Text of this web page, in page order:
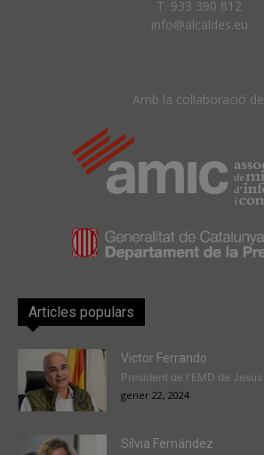
T. 933 390 812
info@alcaldes.eu
Amb la col·laboració
Articles populars
Victor Ferrando
President de l'EMD de Jesús
gener 22, 2024
Sílvia Fernández